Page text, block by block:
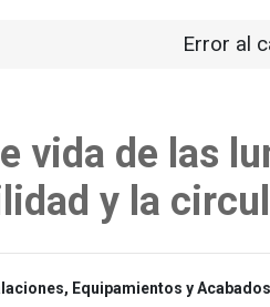
Error al
vida de las
y la
Equipamientos y Acabados